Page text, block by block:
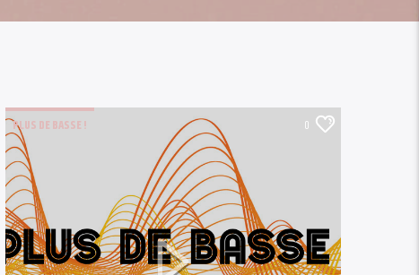
PLUS DE BASSE ! 0